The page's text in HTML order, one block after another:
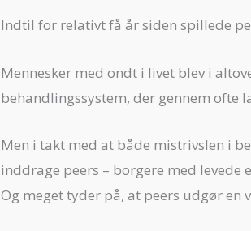
Indtil for relativt få år siden spillede
Mennesker med ondt i livet blev i
behandlingssystem, der gennem ofte
Men i takt med at både mistrivslen i
inddrage peers – borgere med
Og meget tyder på, at peers udgør en